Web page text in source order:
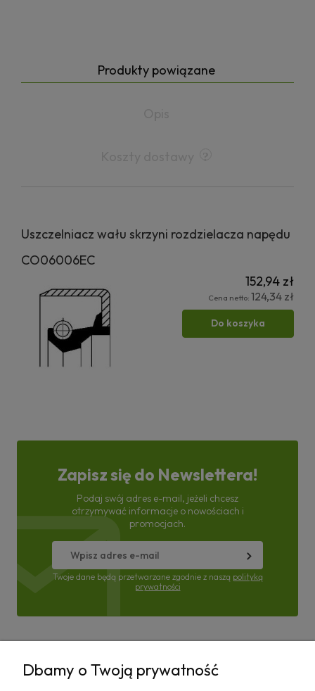
Produkty powiązane
Uszczelniacz wału skrzyni rozdzielacza napędu
CO06006EC
152,94 zł
Cena netto: 124,34 zł
Do koszyka
Zapisz się do Newslettera!
Podaj swój adres e-mail, jeżeli chcesz
otrzymywać informacje o nowościach i
promocjach.
Twoje dane będą przetwarzane zgodnie z naszą polityką
prywatności
Dbamy o Twoją prywatność